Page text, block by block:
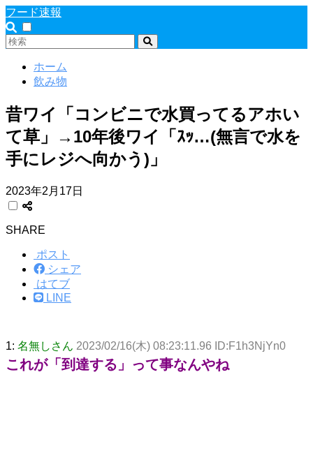
フード速報
ホーム
飲み物
昔ワイ「コンビニで水買ってるアホい
て草」→10年後ワイ「ｽｯ…(無言で水を
手にレジへ向かう)」
2023年2月17日
SHARE
ポスト
シェア
はてブ
LINE
1: 名無しさん 2023/02/16(木) 08:23:11.96 ID:F1h3NjYn0
これが「到達する」って事なんやね